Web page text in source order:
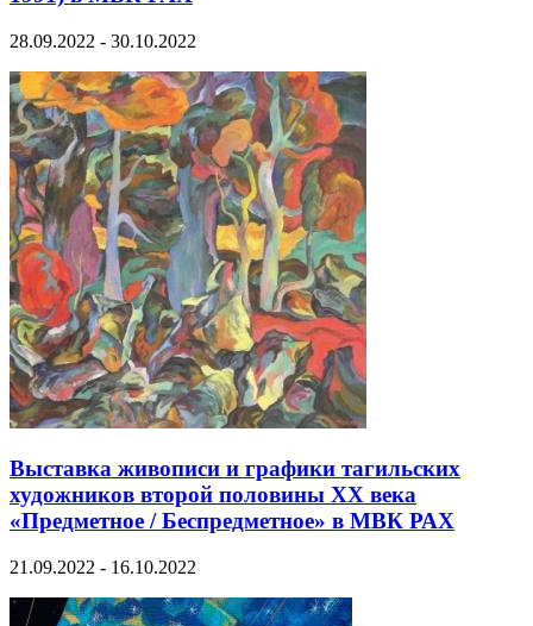
28.09.2022 - 30.10.2022
Выставка живописи и графики тагильских
художников второй половины XX века
«Предметное / Беспредметное» в МВК РАХ
21.09.2022 - 16.10.2022